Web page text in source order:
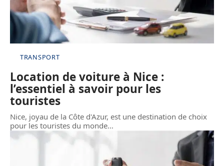
TRANSPORT
Location de voiture à Nice :
l’essentiel à savoir pour les
touristes
Nice, joyau de la Côte d'Azur, est une destination de choix
pour les touristes du monde…